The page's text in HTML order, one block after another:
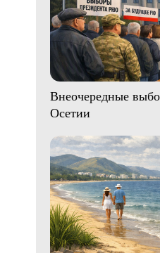
Внеочередные
Осетии